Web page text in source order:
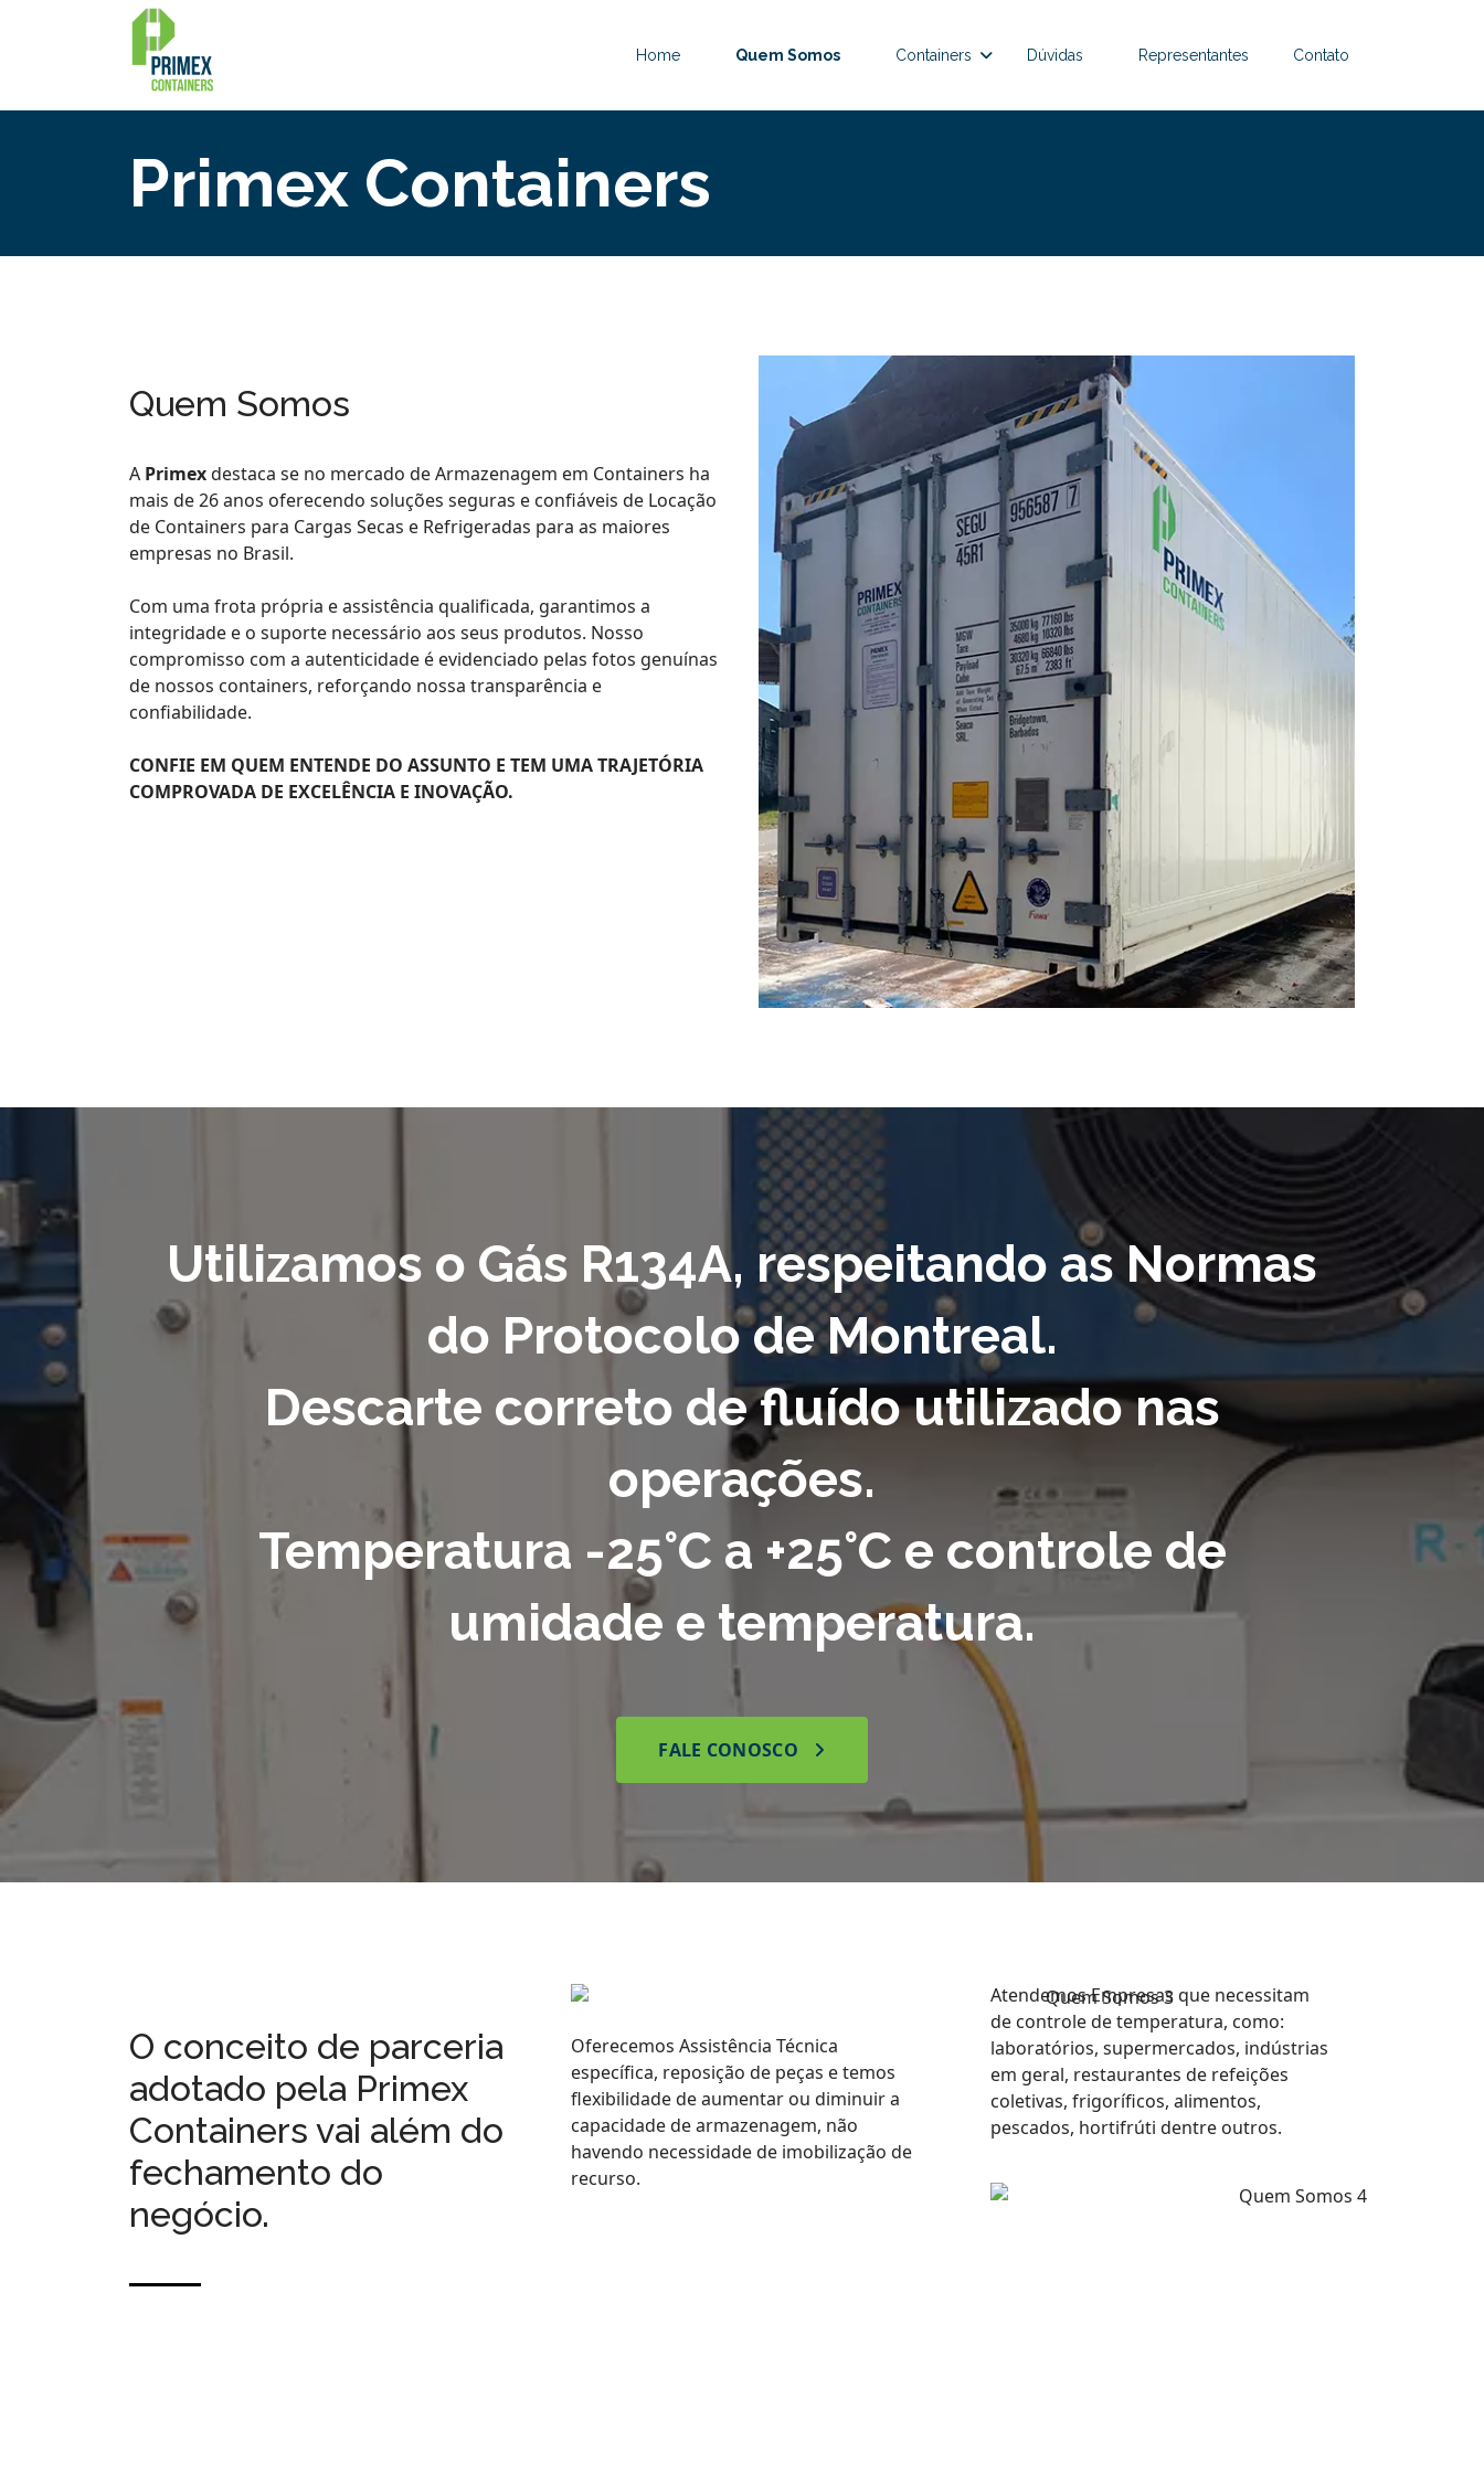
Home Quem Somos Containers Dúvidas Representantes Contato
Primex Containers
Quem Somos
A Primexdestaca se no mercado de Armazenagem em Containers ha
mais de 26 anos oferecendo soluções seguras e confiáveis de Locação
de Containers para Cargas Secas e Refrigeradas para as maiores
empresas no Brasil.
Com uma frota própria e assistência qualificada, garantimos a
integridade e o suporte necessário aos seus produtos. Nosso
compromisso com a autenticidade é evidenciado pelas fotos genuínas
de nossos containers, reforçando nossa transparência e
confiabilidade.
CONFIE EM QUEM ENTENDE DO ASSUNTO E TEM UMA TRAJETÓRIA
COMPROVADA DE EXCELÊNCIA E INOVAÇÃO.
Utilizamos o Gás R134A, respeitando as Normas
do Protocolo de Montreal.
Descarte correto de fluído utilizado nas
operações.
Temperatura -25°C a +25°C e controle de
umidade e temperatura.
FALE CONOSCO
O conceito de parceria
adotado pela Primex
Containers vai além do
fechamento do
negócio.
Oferecemos Assistência Técnica
específica, reposição de peças e temos
flexibilidade de aumentar ou diminuir a
capacidade de armazenagem, não
havendo necessidade de imobilização de
recurso.
Atendemos Empresas que necessitam
de controle de temperatura, como:
laboratórios, supermercados, indústrias
em geral, restaurantes de refeições
coletivas, frigoríficos, alimentos,
pescados, hortifrúti dentre outros.